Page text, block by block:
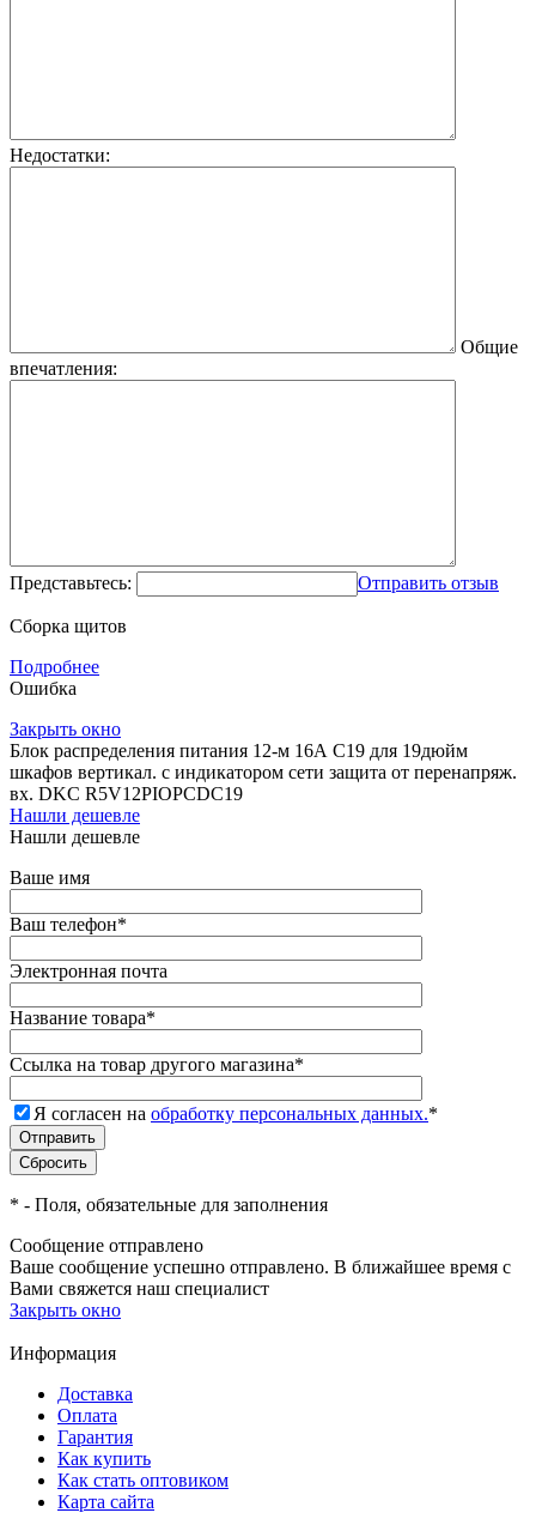
Недостатки:
Общие
впечатления:
Представьтесь: Отправить отзыв
Сборка щитов
Подробнее
Ошибка
Закрыть окно
Блок распределения питания 12-м 16А C19 для 19дюйм
шкафов вертикал. с индикатором сети защита от перенапряж.
вх. DKC R5V12PIOPCDC19
Нашли дешевле
Нашли дешевле
Ваше имя
Ваш телефон*
Электронная почта
Название товара*
Ссылка на товар другого магазина*
Я согласен на обработку персональных данных.*
* - Поля, обязательные для заполнения
Сообщение отправлено
Ваше сообщение успешно отправлено. В ближайшее время с
Вами свяжется наш специалист
Закрыть окно
Информация
Доставка
Оплата
Гарантия
Как купить
Как стать оптовиком
Карта сайта